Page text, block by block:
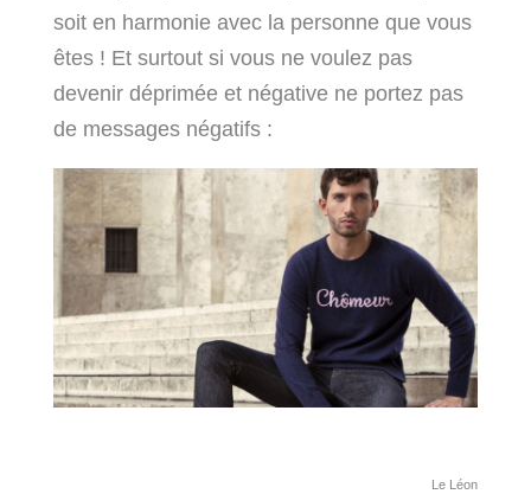
soit en harmonie avec la personne que vous
êtes ! Et surtout si vous ne voulez pas
devenir déprimée et négative ne portez pas
de messages négatifs :
Le Léon